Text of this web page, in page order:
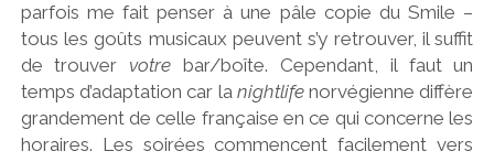
parfois me fait penser à une pâle copie du Smile –
tous les goûts musicaux peuvent s’y retrouver, il suffit
de trouver votrebar/boîte. Cependant, il faut un
temps d’adaptation car la nightlifenorvégienne diffère
grandement de celle française en ce qui concerne les
horaires. Les soirées commencent facilement vers